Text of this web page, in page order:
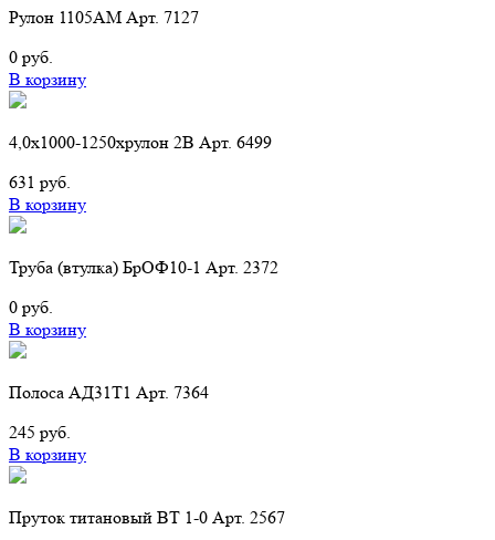
Рулон 1105АМ Арт. 7127
0 руб.
В корзину
4,0х1000-1250хрулон 2B Арт. 6499
631 руб.
В корзину
Труба (втулка) БрОФ10-1 Арт. 2372
0 руб.
В корзину
Полоса АД31Т1 Арт. 7364
245 руб.
В корзину
Пруток титановый ВТ 1-0 Арт. 2567